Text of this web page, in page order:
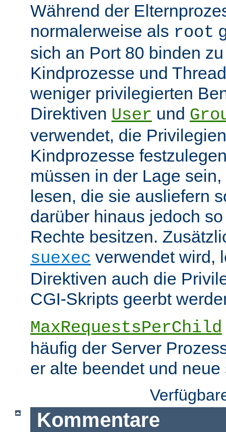
Während der
normalerweise als root
sich an Port 80 binden
Kindprozesse und
weniger privilegierten
Direktiven User und
verwendet, die
Kindprozesse
müssen in der Lage
lesen, die sie ausliefern
darüber hinaus jedoch
Rechte besitzen.
suexec verwendet wird,
Direktiven auch die
CGI-Skripts geerbt
MaxRequestsPerChild
häufig der Server
er alte beendet und neue
Kommentare